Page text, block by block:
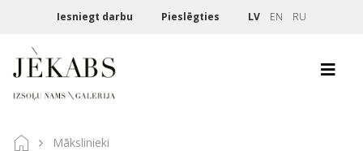
Iesniegt darbu Pieslēgties LV EN RU
Mākslinieki